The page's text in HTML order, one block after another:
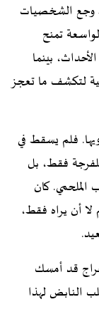
وجع الشخصيات
تمنح
بينما
لتكشف ما تعجز
فلم يسقط في
فقط، بل
الملحمي. كان
أن يراه فقط،
قد أمسك
النابض لهذا